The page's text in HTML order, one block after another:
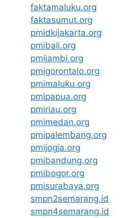
faktamaluku.org
faktasumut.org
pmidkijakarta.org
pmibali.org
pmijambi.org
pmigorontalo.org
pmimaluku.org
pmipapua.org
pmiriau.org
pmimedan.org
pmipalembang.org
pmijogja.org
pmibandung.org
pmibogor.org
pmisurabaya.org
smpn2semarang.id
smpn4semarang.id